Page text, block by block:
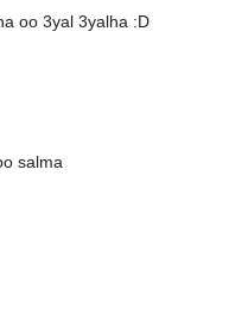
oo 3yal 3yalha :D
salma